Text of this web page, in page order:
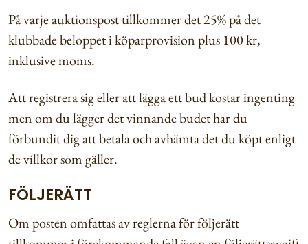
På varje auktionspost tillkommer det 25% på det
klubbade beloppet i köparprovision plus 100 kr,
inklusive moms.
Att registrera sig eller att lägga ett bud kostar ingenting
men om du lägger det vinnande budet har du
förbundit dig att betala och avhämta det du köpt enligt
de villkor som gäller.
FÖLJERÄTT
Om posten omfattas av reglerna för följerätt